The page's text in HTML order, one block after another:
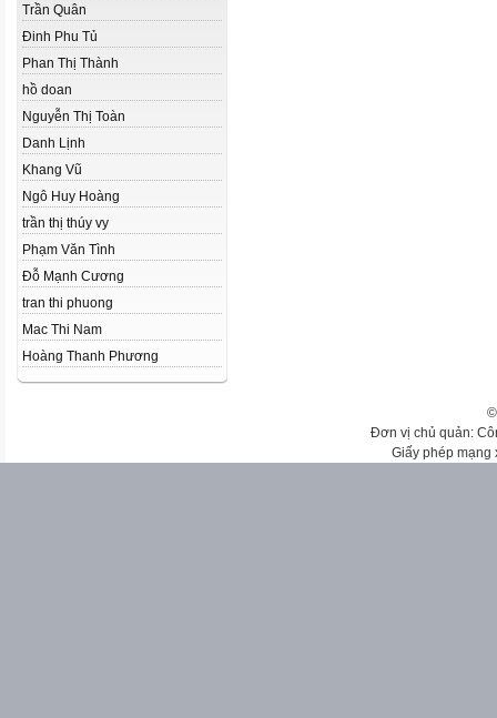
Trần Quân
Đinh Phu Tủ
Phan Thị Thành
hồ doan
Nguyễn Thị Toàn
Danh Lịnh
Khang Vũ
Ngô Huy Hoàng
trần thị thúy vy
Phạm Văn Tình
Đỗ Mạnh Cương
tran thi phuong
Mac Thi Nam
Hoàng Thanh Phương
Đơn vị chủ quản:
Giấy phép mạng